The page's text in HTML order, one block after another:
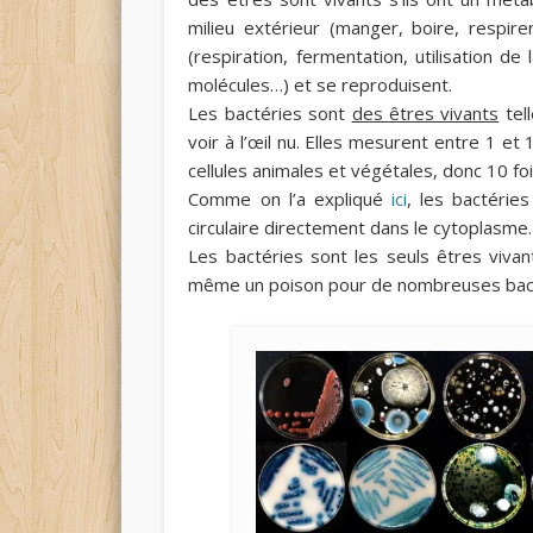
milieu extérieur (manger, boire,
(respiration, fermentation, utilisation de
molécules…) et se reproduisent.
Les bactéries sont des êtres vivants
voir à l’œil nu. Elles mesurent entre 1 et
cellules animales et végétales, donc 10
Comme on l’a expliqué ici, les
circulaire directement dans le cytoplasme.
Les bactéries sont les seuls êtres
même un poison pour de nombreuses